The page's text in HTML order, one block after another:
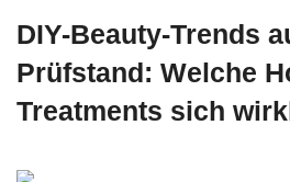
DIY-Beauty-Trends
Prüfstand: Welche
Treatments sich